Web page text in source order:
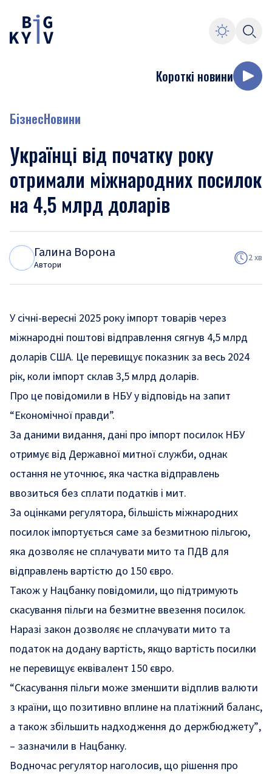
Короткі новини
БізнесНовини
Українці від початку року
отримали міжнародних посилок
на 4,5 млрд доларів
Галина Ворона
Автори
2 хв
У січні-вересні 2025 року імпорт товарів через
міжнародні поштові відправлення сягнув 4,5 млрд
доларів США. Це перевищує показник за весь 2024
рік, коли імпорт склав 3,5 млрд доларів.
Про це повідомили в НБУ у відповідь на запит
“Економічної правди”.
За даними видання, дані про імпорт посилок НБУ
отримує від Державної митної служби, однак
остання не уточнює, яка частка відправлень
ввозиться без сплати податків і мит.
За оцінками регулятора, більшість міжнародних
посилок імпортується саме за безмитною пільгою,
яка дозволяє не сплачувати мито та ПДВ для
відправлень вартістю до 150 євро.
Також у Нацбанку повідомили, що підтримують
скасування пільги на безмитне ввезення посилок.
Наразі закон дозволяє не сплачувати мито та
податок на додану вартість, якщо вартість посилки
не перевищує еквівалент 150 євро.
“Скасування пільги може зменшити відплив валюти
з країни, що позитивно вплине на платіжний баланс,
а також збільшить надходження до держбюджету”,
– зазначили в Нацбанку.
Водночас регулятор наголосив, що рішення про